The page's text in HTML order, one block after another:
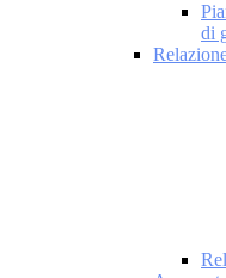
di